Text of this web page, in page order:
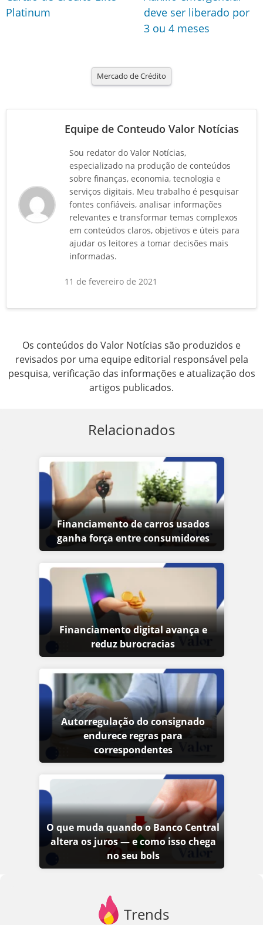
Platinum
deve ser liberado por
3 ou 4 meses
Mercado de Crédito
Equipe de Conteudo Valor Notícias
Sou redator do Valor Notícias,
especializado na produção de conteúdos
sobre finanças, economia, tecnologia e
serviços digitais. Meu trabalho é pesquisar
fontes confiáveis, analisar informações
relevantes e transformar temas complexos
em conteúdos claros, objetivos e úteis para
ajudar os leitores a tomar decisões mais
informadas.
11 de fevereiro de 2021
Os conteúdos do Valor Notícias são produzidos e
revisados por uma equipe editorial responsável pela
pesquisa, verificação das informações e atualização dos
artigos publicados.
Relacionados
Financiamento de carros usados
ganha força entre consumidores
Financiamento digital avança e
reduz burocracias
Autorregulação do consignado
endurece regras para
correspondentes
O que muda quando o Banco Central
altera os juros — e como isso chega
no seu bols
Trends